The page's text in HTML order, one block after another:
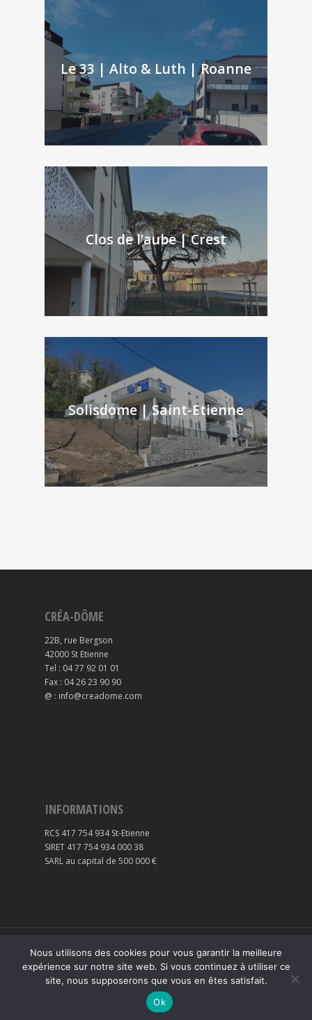
Le 33 | Alto & Luth | Roanne
Clos de l’aube | Crest
Solisdome | Saint-Etienne
CRÉA-DÔME
22B, rue Bergson
42000 St Etienne
Tel : 04 77 92 01 01
Fax : 04 26 23 90 90
@ : info@creadome.com
INFORMATIONS
RCS 417 754 934 St-Etienne
SIRET 417 754 934 000 38
SARL au capital de 500 000 €
© 2016-2022 Créa-Dôme | Tous droits réservés |
Mentions légales|Politique de confidentialité
linkedinphone
Nous utilisons des cookies pour vous garantir la meilleure
expérience sur notre site web. Si vous continuez à utiliser ce
site, nous supposerons que vous en êtes satisfait.
Ok